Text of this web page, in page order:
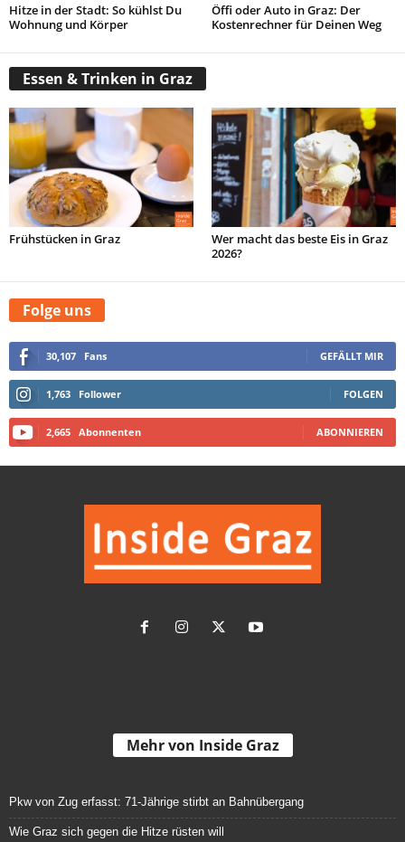
Hitze in der Stadt: So kühlst Du
Wohnung und Körper
Öffi oder Auto in Graz: Der
Kostenrechner für Deinen Weg
Essen & Trinken in Graz
Frühstücken in Graz
Wer macht das beste Eis in Graz
2026?
Folge uns
30,107 Fans GEFÄLLT MIR
1,763 Follower FOLGEN
2,665 Abonnenten ABONNIEREN
Mehr von Inside Graz
Pkw von Zug erfasst: 71-Jährige stirbt an Bahnübergang
Wie Graz sich gegen die Hitze rüsten will